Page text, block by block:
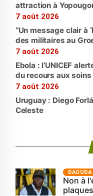
attraction à
7 août 2026
“Un message clair à
des militaires au
7 août 2026
Ebola : l’UNICEF
du recours aux
7 août 2026
Uruguay : Diego
Celeste
Non à